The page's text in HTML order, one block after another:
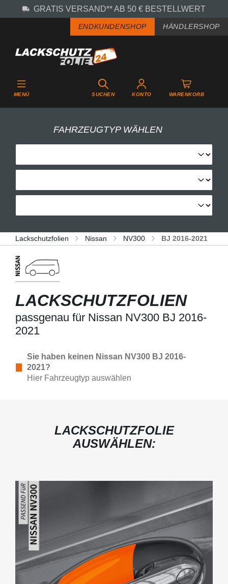
Zum Hauptinhalt springen
GRATIS VERSAND** AB 50 € BESTELLWERT
ENDKUNDENSHOP HÄNDLERSHOP
MENÜ SUCHEN KONTO WARENKORB
FAHRZEUGTYP WÄHLEN
Lackschutzfolien Nissan NV300 BJ 2016-2021
LACKSCHUTZFOLIEN
passgenau für Nissan NV300 BJ 2016-
2021
Sie haben keinen Nissan NV300 BJ 2016-
2021?
Hier Fahrzeugtyp auswählen
LACKSCHUTZFOLIE
AUSWÄHLEN: